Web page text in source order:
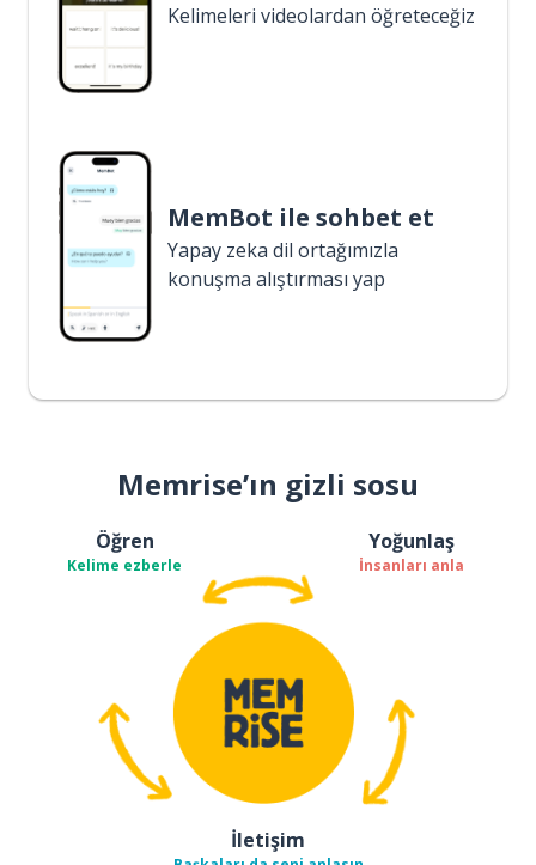
Kelimeleri videolardan öğreteceğiz
MemBot ile sohbet et
Yapay zeka dil ortağımızla
konuşma alıştırması yap
Memrise’ın gizli sosu
Öğren
Kelime ezberle
Yoğunlaş
İnsanları anla
İletişim